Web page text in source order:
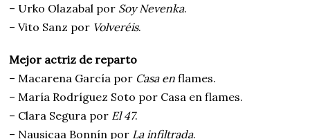
– Urko Olazabal por Soy Nevenka.
– Vito Sanz por Volveréis.
Mejor actriz de reparto
– Macarena García por Casa enflames.
– María Rodríguez Soto por Casa en flames.
– Clara Segura por El 47.
– Nausicaa Bonnín por La infiltrada.